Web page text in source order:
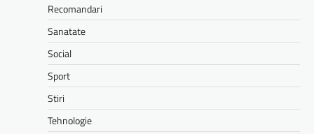
Recomandari
Sanatate
Social
Sport
Stiri
Tehnologie